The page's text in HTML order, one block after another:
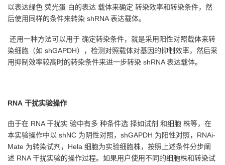
以表达绿色 荧光蛋 白的表达 载体来确定 转染效率和转染条件，然
后使用同样的条件来转染 shRNA 表达载体。
还用一种方法可以用于 确定转染条件，就是采用阳性对照载体来转
染细胞（如 shGAPDH），检测对照载体对基因的抑制效率，然后采
用抑制效率较高时的转染条件来进一步转染 shRNA 表达载体。
RNA 干扰实验操作
由于在 RNA 干扰实 验中有多 种条件选 择如试剂 和细胞 株等，在
本实验操作中以 shNC 为阴性对照，shGAPDH 为阳性对照，RNAi-
Mate 为转染试剂，Hela 细胞为实验细胞株，按照上述条件分步阐
述 RNA 干扰实验的操作过程。如果用户使用不同的细胞株和转染试